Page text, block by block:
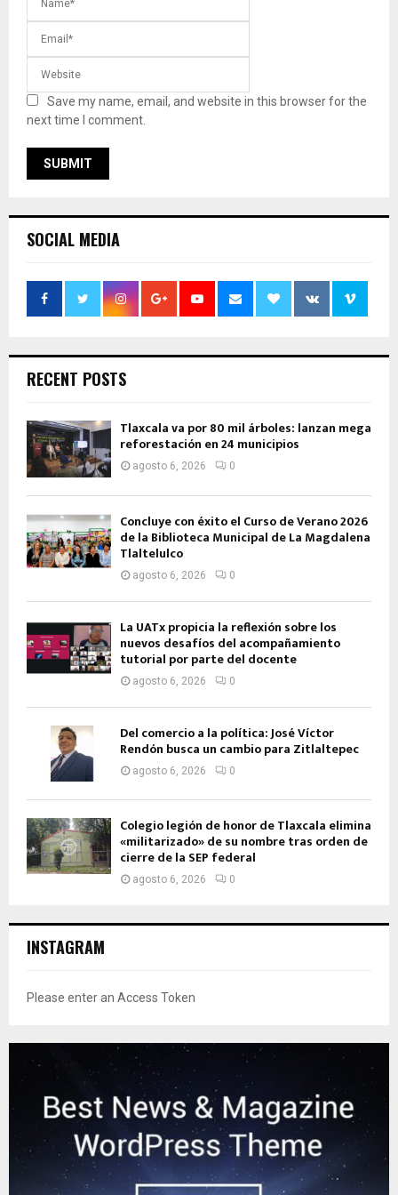
Save my name, email, and website in this browser for the
next time I comment.
SOCIAL MEDIA
RECENT POSTS
Tlaxcala va por 80 mil árboles: lanzan mega
reforestación en 24 municipios
agosto 6, 2026 0
Concluye con éxito el Curso de Verano 2026
de la Biblioteca Municipal de La Magdalena
Tlaltelulco
agosto 6, 2026 0
La UATx propicia la reflexión sobre los
nuevos desafíos del acompañamiento
tutorial por parte del docente
agosto 6, 2026 0
Del comercio a la política: José Víctor
Rendón busca un cambio para Zitlaltepec
agosto 6, 2026 0
Colegio legión de honor de Tlaxcala elimina
«militarizado» de su nombre tras orden de
cierre de la SEP federal
agosto 6, 2026 0
INSTAGRAM
Please enter an Access Token